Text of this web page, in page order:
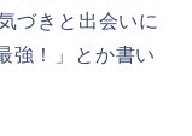
づきと出会いに
強！」とか書い